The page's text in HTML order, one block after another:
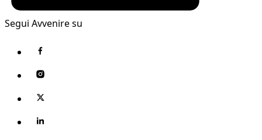
Segui Avvenire su